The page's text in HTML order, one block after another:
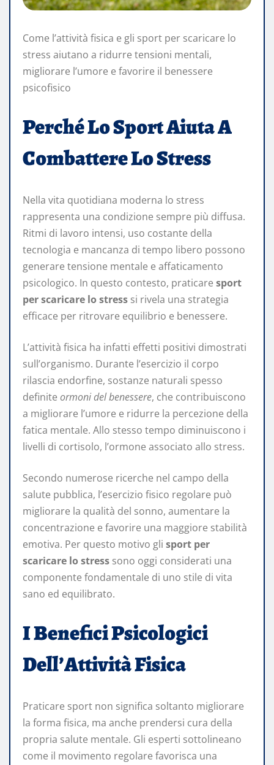
Come l’attività fisica e gli sport per scaricare lo
stress aiutano a ridurre tensioni mentali,
migliorare l’umore e favorire il benessere
psicofisico
Perché Lo Sport Aiuta A
Combattere Lo Stress
Nella vita quotidiana moderna lo stress
rappresenta una condizione sempre più diffusa.
Ritmi di lavoro intensi, uso costante della
tecnologia e mancanza di tempo libero possono
generare tensione mentale e affaticamento
psicologico. In questo contesto, praticare sport
per scaricare lo stress si rivela una strategia
efficace per ritrovare equilibrio e benessere.
L’attività fisica ha infatti effetti positivi dimostrati
sull’organismo. Durante l’esercizio il corpo
rilascia endorfine, sostanze naturali spesso
definite ormoni del benessere, che contribuiscono
a migliorare l’umore e ridurre la percezione della
fatica mentale. Allo stesso tempo diminuiscono i
livelli di cortisolo, l’ormone associato allo stress.
Secondo numerose ricerche nel campo della
salute pubblica, l’esercizio fisico regolare può
migliorare la qualità del sonno, aumentare la
concentrazione e favorire una maggiore stabilità
emotiva. Per questo motivo gli sport per
scaricare lo stress sono oggi considerati una
componente fondamentale di uno stile di vita
sano ed equilibrato.
I Benefici Psicologici
Dell’Attività Fisica
Praticare sport non significa soltanto migliorare
la forma fisica, ma anche prendersi cura della
propria salute mentale. Gli esperti sottolineano
come il movimento regolare favorisca una